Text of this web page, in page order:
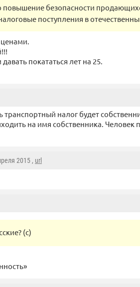
повышение безопасности
поступления в
покататься лет на 25.
транспортный налог будет
на имя собственника. Человек
2015 , url
(с)